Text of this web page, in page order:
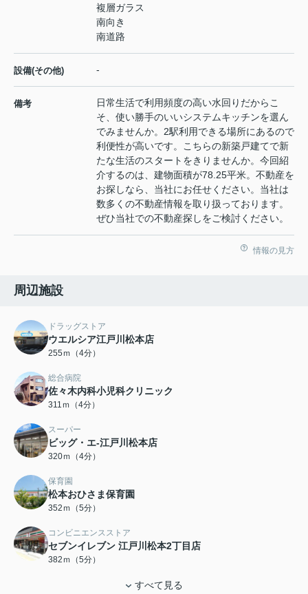
複層ガラス
南向き
南道路
設備(その他) -
備考
日常生活で利用頻度の高い水回りだからこ
そ、使い勝手のいいシステムキッチンを選ん
でみませんか。2駅利用できる場所にあるので
利便性が高いです。こちらの新築戸建てで新
たな生活のスタートをきりませんか。今回紹
介するのは、建物面積が78.25平米。不動産を
お探しなら、当社にお任せください。当社は
数多くの不動産情報を取り扱っております。
ぜひ当社での不動産探しをご検討ください。
情報の見方
周辺施設
ドラッグストア
ウエルシア江戸川松本店
255ｍ（4分）
総合病院
佐々木内科小児科クリニック
311ｍ（4分）
スーパー
ビッグ・エ-江戸川松本店
320ｍ（4分）
保育園
松本おひさま保育園
352ｍ（5分）
コンビニエンスストア
セブンイレブン 江戸川松本2丁目店
382ｍ（5分）
すべて見る